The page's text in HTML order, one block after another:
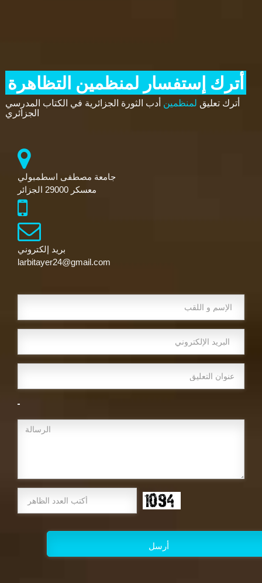
أترك إستفسار لمنظمين التظاهرة
أترك تعليق لمنظمينأدب الثورة الجزائرية في الكتاب المدرسي
الجزائري
جامعة مصطفى اسطمبولي
معسكر 29000 الجزائر
بريد إلكتروني
larbitayer24@gmail.com